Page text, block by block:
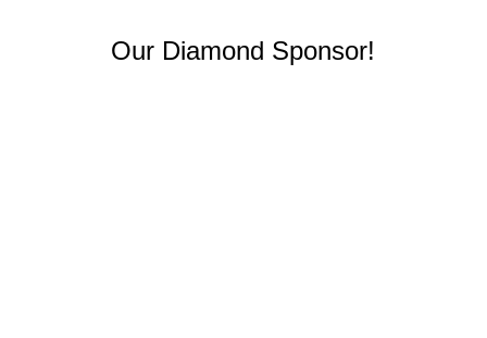
Our Diamond Sponsor!